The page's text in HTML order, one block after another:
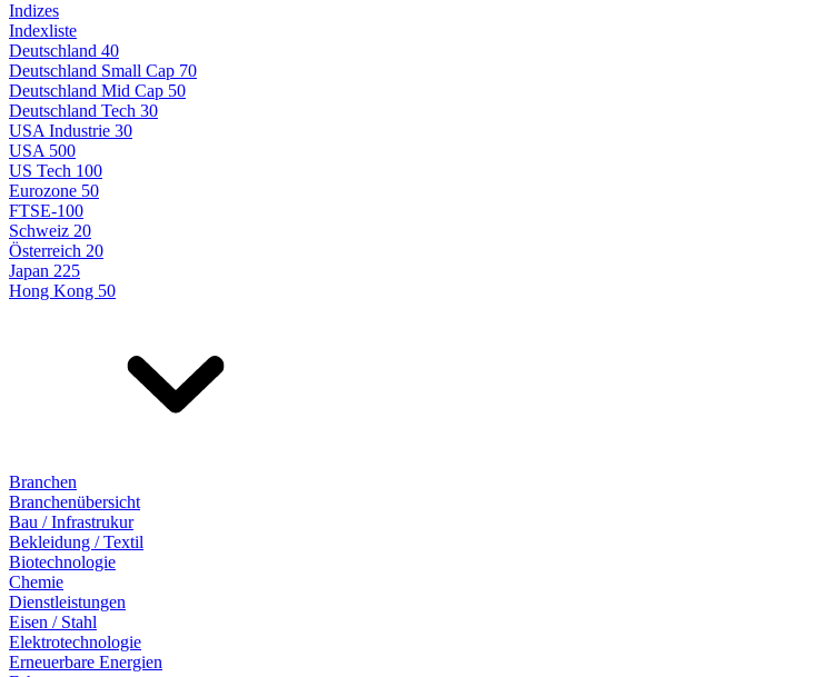
Indizes
Indexliste
Deutschland 40
Deutschland Small Cap 70
Deutschland Mid Cap 50
Deutschland Tech 30
USA Industrie 30
USA 500
US Tech 100
Eurozone 50
FTSE-100
Schweiz 20
Österreich 20
Japan 225
Hong Kong 50
Branchen
Branchenübersicht
Bau / Infrastrukur
Bekleidung / Textil
Biotechnologie
Chemie
Dienstleistungen
Eisen / Stahl
Elektrotechnologie
Erneuerbare Energien